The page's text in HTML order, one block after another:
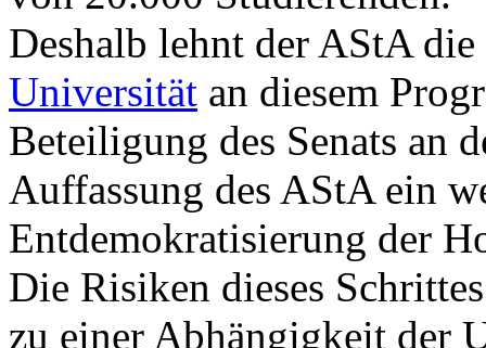
Deshalb lehnt der AStA
Universität an diesem
Beteiligung des Senats an
Auffassung des AStA ein
Entdemokratisierung der
Die Risiken dieses
zu einer Abhängigkeit der